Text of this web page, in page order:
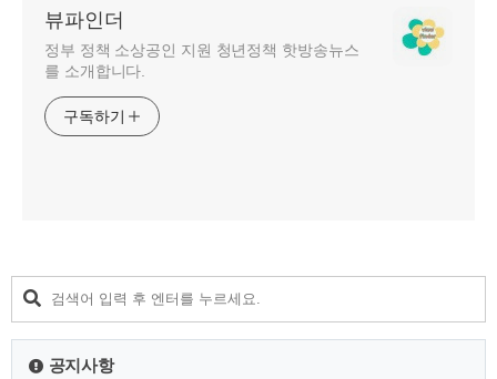
뷰파인더
정부 정책 소상공인 지원 청년정책 핫방송뉴스
를 소개합니다.
구독하기
공지사항